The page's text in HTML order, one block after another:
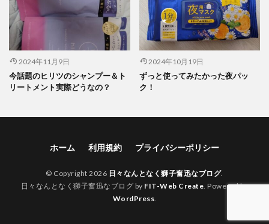
2024年11月9日
今話題のヒリツのシャンプー＆ト
リートメント実際どうなの？
2024年10月19日
ずっと使ってみたかった夜パッ
ク！
ホーム 利用規約 プライバシーポリシー
© Copyright 2026 日々なんとなく獅子奮迅なブログ.
日々なんとなく獅子奮迅なブログ by FIT-Web Create . Powered by
WordPress